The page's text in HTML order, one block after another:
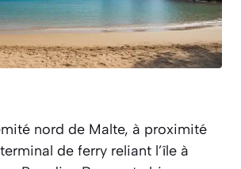
nord de Malte, à proximité
de ferry reliant l’île à